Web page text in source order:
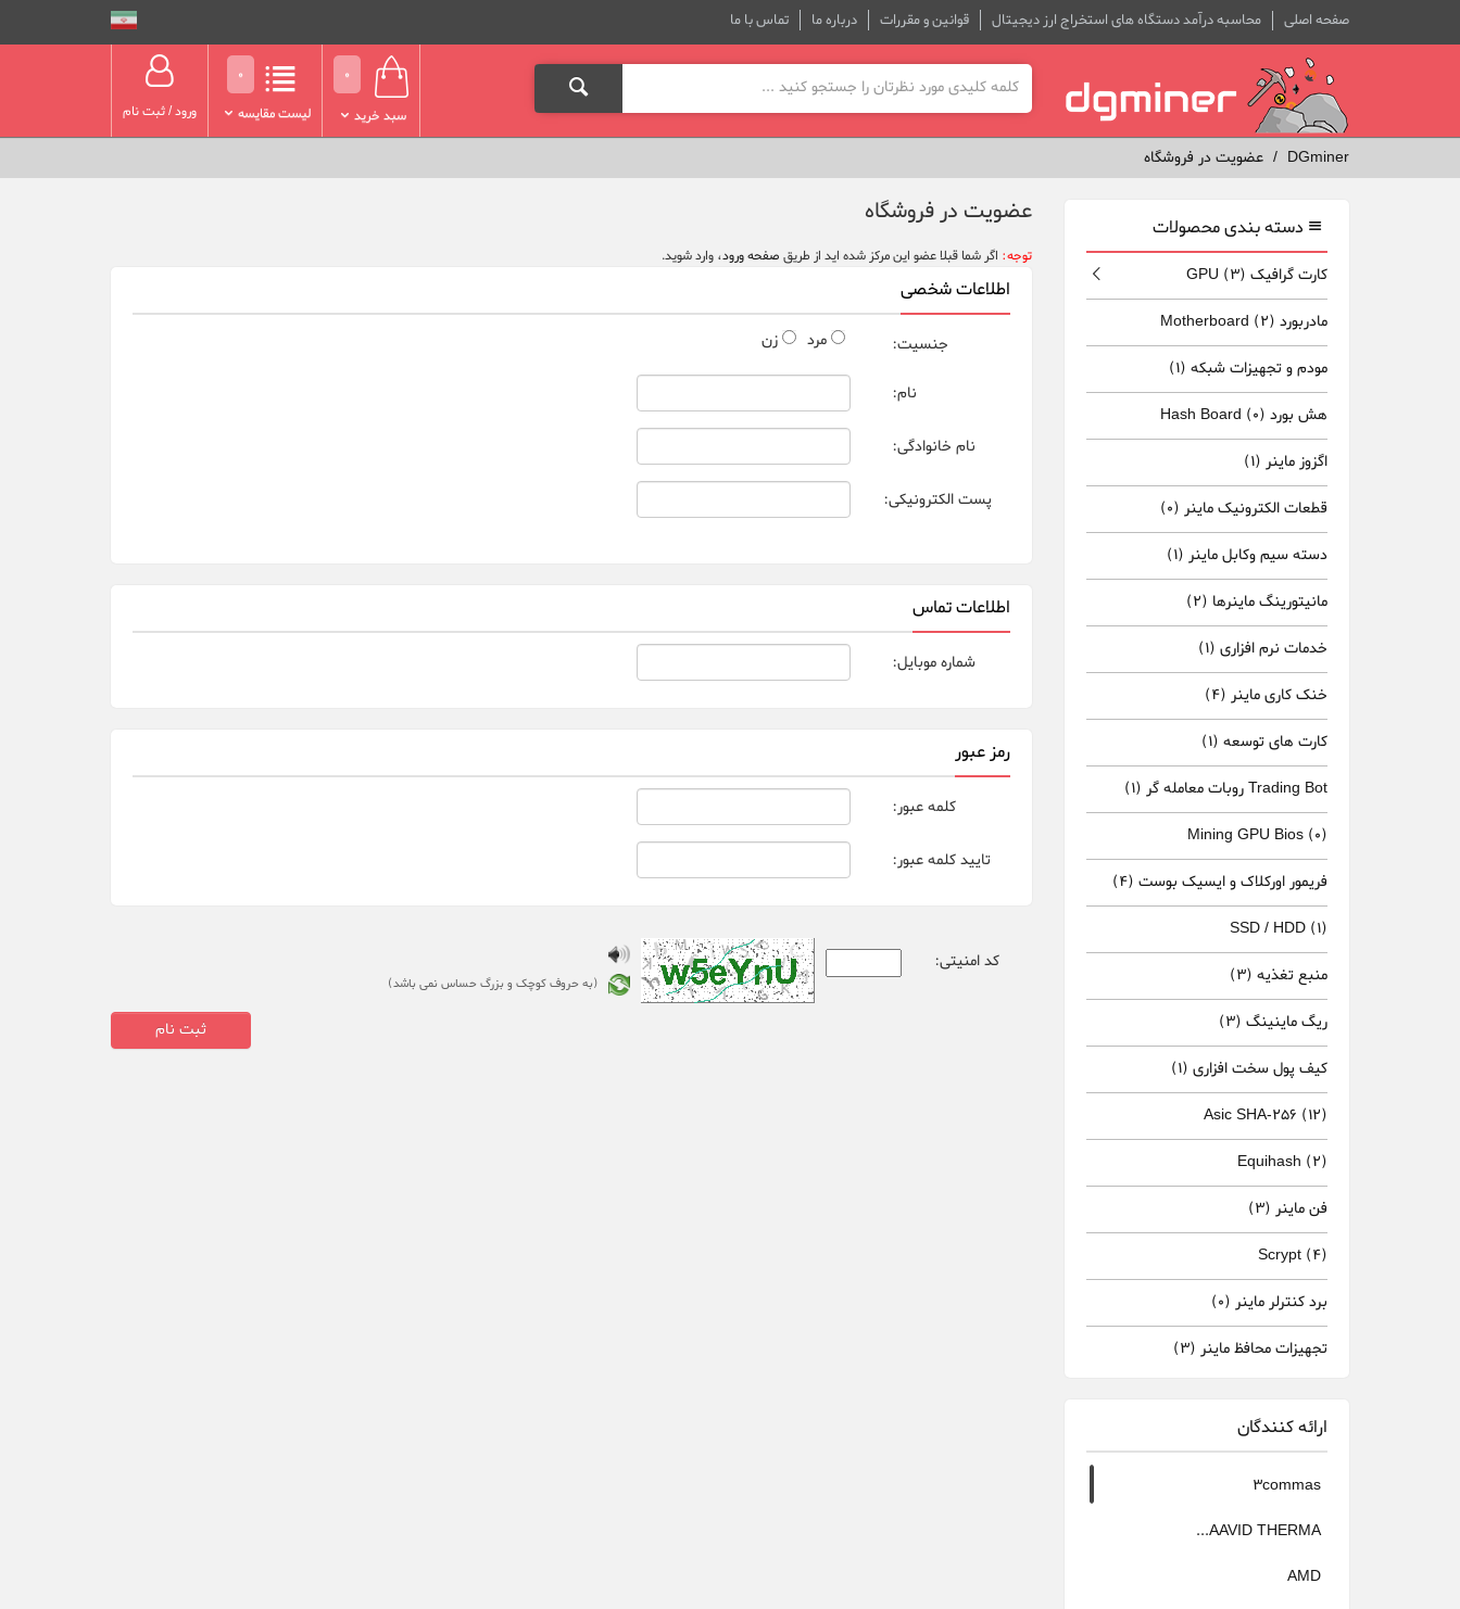
صفحه اصلی محاسبه درآمد دستگاه های استخراج ارز دیجیتال قوانین و مقررات درباره ما تماس با ما
ورود/ثبت نام
0
سبد خرید
0
لیست مقایسه
DGminer عضویت در فروشگاه
عضویت در فروشگاه
توجه: اگر شما قبلا عضو این مرکز شده اید از طریق صفحه ورود، وارد شوید.
اطلاعات شخصی
جنسیت: مرد زن
نام:
نام خانوادگی:
پست الکترونیکی:
اطلاعات تماس
شماره موبایل:
رمز عبور
کلمه عبور:
تایید کلمه عبور:
کد امنیتی:
(به حروف کوچک و بزرگ حساس نمی باشد)
دسته بندی محصولات
کارت گرافیک GPU (3)
مادربورد Motherboard (2)
مودم و تجهیزات شبکه (1)
هش بورد Hash Board (0)
اگزوز ماینر (1)
قطعات الکترونیک ماینر (0)
دسته سیم وکابل ماینر (1)
مانیتورینگ ماینرها (2)
خدمات نرم افزاری (1)
خنک کاری ماینر (4)
کارت های توسعه (1)
Trading Bot روبات معامله گر (1)
Mining GPU Bios (0)
فریمور اورکلاک و ایسیک بوست (4)
SSD / HDD (1)
منبع تغذیه (3)
ریگ ماینینگ (3)
کیف پول سخت افزاری (1)
Asic SHA-256 (12)
Equihash (2)
فن ماینر (3)
Scrypt (4)
برد کنترلر ماینر (0)
تجهیزات محافظ ماینر (3)
ارائه کنندگان
3commas
AAVID THERMA...
AMD